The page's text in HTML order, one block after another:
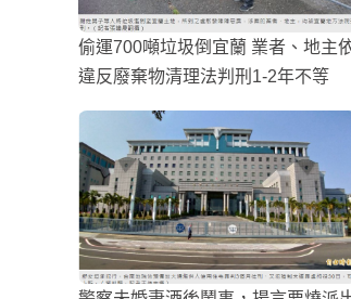
偷運700噸垃圾倒宜蘭 業者、地主
違反廢棄物清理法判刑1-2年不等